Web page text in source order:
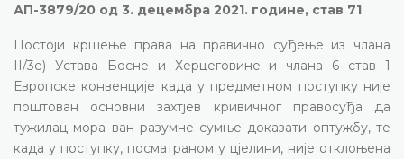
АП-3879/20 од 3. децембра 2021. године, став 71
Постоји кршење права на правично суђење из члана
II/3е) Устава Босне и Херцеговине и члана 6 став 1
Европске конвенције када у предметном поступку није
поштован основни захтјев кривичног правосуђа да
тужилац мора ван разумне сумње доказати оптужбу, те
када у поступку, посматраном у цјелини, није отклоњена